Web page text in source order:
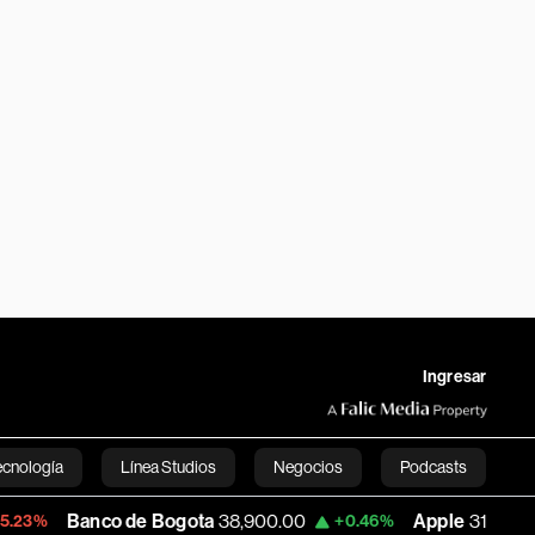
Ingresar
Línea Studios Negocios Podcasts
English
de Bogota 38,900.00 +0.46% Apple 312.53 +0.51%